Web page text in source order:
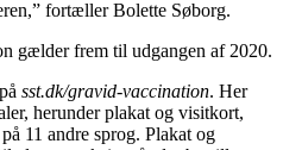
fortæller Bolette Søborg.
gælder frem til udgangen af 2020.
sst.dk/gravid-vaccination. Her
herunder plakat og visitkort,
11 andre sprog. Plakat og